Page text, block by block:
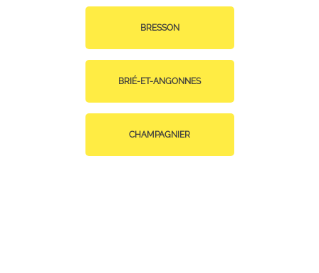
BRESSON
BRIÉ-ET-ANGONNES
CHAMPAGNIER